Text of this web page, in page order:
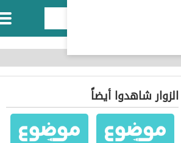
الزوار شاهدوا أيضاً